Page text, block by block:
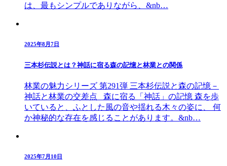
は、最もシンプルでありながら、&nb…
2025年8月7日
三本杉伝説とは？神話に宿る森の記憶と林業との関係
林業の魅力シリーズ 第291弾 三本杉伝説と森の記憶－
神話と林業の交差点 森に宿る「神話」の記憶 森を歩
いていると、ふとした風の音や揺れる木々の姿に、 何
か神秘的な存在を感じることがあります。&nb…
2025年7月10日